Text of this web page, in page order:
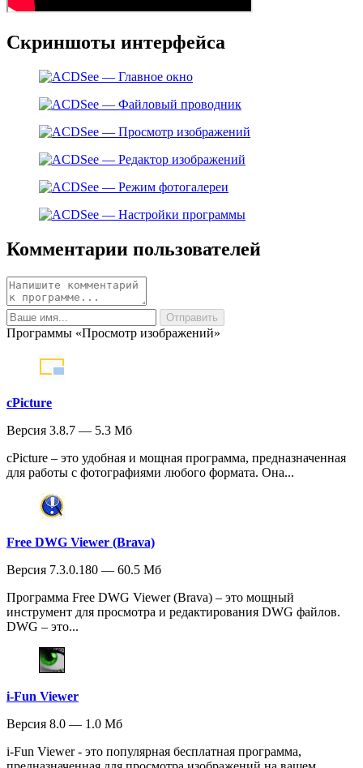
Скриншоты интерфейса
Комментарии пользователей
Программы «Просмотр изображений»
cPicture
Версия 3.8.7 — 5.3 Мб
cPicture – это удобная и мощная программа, предназначенная
для работы с фотографиями любого формата. Она...
Free DWG Viewer (Brava)
Версия 7.3.0.180 — 60.5 Мб
Программа Free DWG Viewer (Brava) – это мощный
инструмент для просмотра и редактирования DWG файлов.
DWG – это...
i-Fun Viewer
Версия 8.0 — 1.0 Мб
i-Fun Viewer - это популярная бесплатная программа,